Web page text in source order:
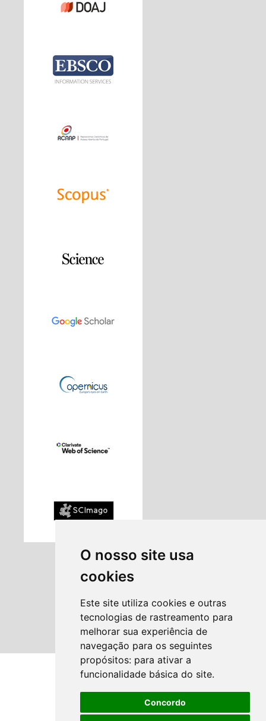
O nosso site usa
cookies
Este site utiliza cookies e outras
tecnologias de rastreamento para
melhorar sua experiência de
navegação para os seguintes
propósitos: para ativar a
funcionalidade básica do site.
Concordo